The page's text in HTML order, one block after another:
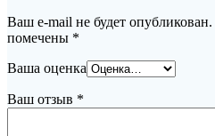
Ваш e-mail не будет опубликован.
помечены *
Ваша оценка
Ваш отзыв *